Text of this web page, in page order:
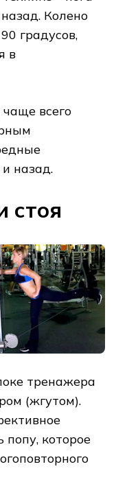
Колено
градусов,
в
всего
назад.
стоя
тренажера
(жгутом).
которое